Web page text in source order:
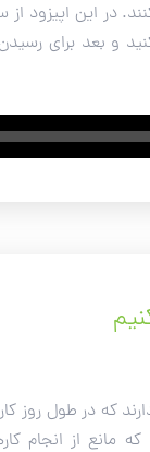
در این اپیزود از
بعد برای رسیدن
که در طول روز
که مانع از